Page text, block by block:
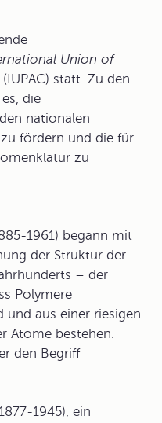
Union of
(IUPAC) statt. Zu den
die
nationalen
fördern und die für
zu
1961) begann mit
der Struktur der
– der
Polymere
aus einer riesigen
Atome bestehen.
den Begriff
1945), ein